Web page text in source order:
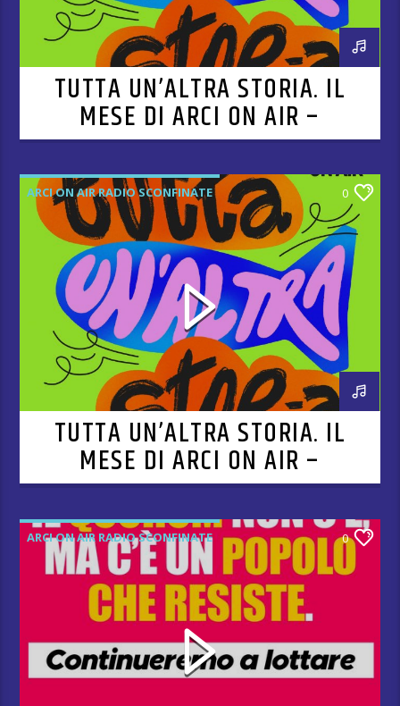
TUTTA UN’ALTRA STORIA. IL
MESE DI ARCI ON AIR –
PUNTATA 9
ARCI ON AIR RADIO SCONFINATE 0
TUTTA UN’ALTRA STORIA. IL
MESE DI ARCI ON AIR –
PUNTATA 5
ARCI ON AIR RADIO SCONFINATE 0